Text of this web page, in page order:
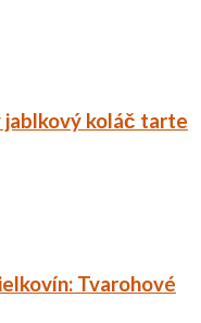
jablkový koláč tarte
Tvarohové